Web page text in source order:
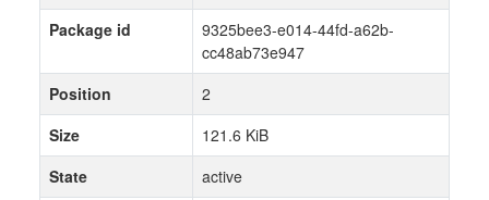
Package id
9325bee3-e014-44fd-a62b-
cc48ab73e947
Position
2
Size
121.6 KiB
State
active